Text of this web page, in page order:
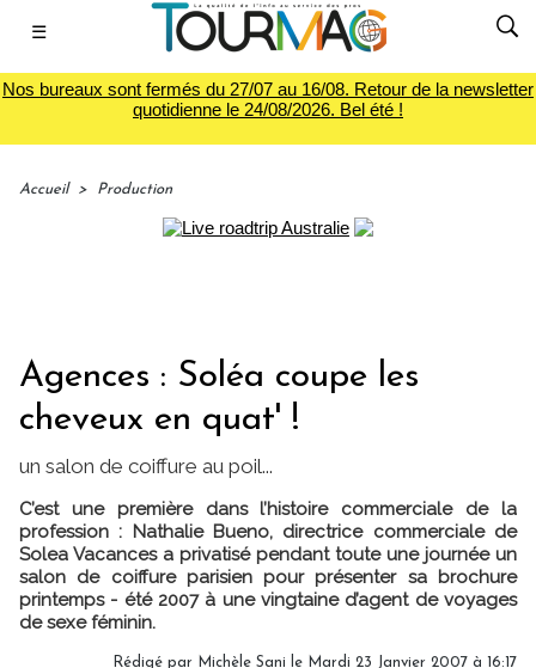
☰
Nos bureaux sont fermés du 27/07 au 16/08. Retour de la newsletter
quotidienne le 24/08/2026. Bel été !
Accueil > Production
Agences : Soléa coupe les
cheveux en quat' !
un salon de coiffure au poil...
C’est une première dans l’histoire commerciale de la
profession : Nathalie Bueno, directrice commerciale de
Solea Vacances a privatisé pendant toute une journée un
salon de coiffure parisien pour présenter sa brochure
printemps - été 2007 à une vingtaine d’agent de voyages
de sexe féminin.
Rédigé par Michèle Sani le Mardi 23 Janvier 2007 à 16:17